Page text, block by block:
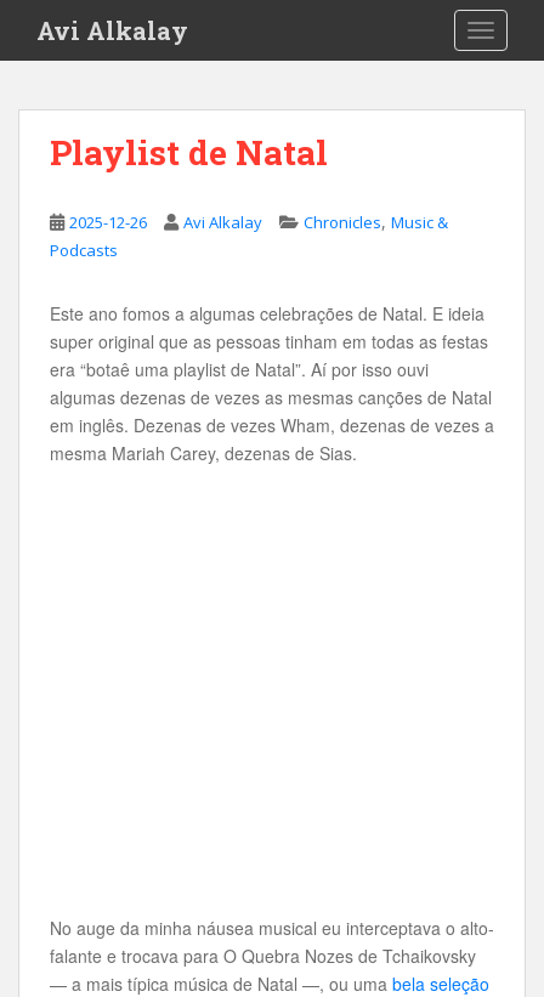
i
Avi Alkalay
Playlist de Natal
2025-12-26 Avi Alkalay Chronicles, Music &
Podcasts
Este ano fomos a algumas celebrações de Natal. E ideia
super original que as pessoas tinham em todas as festas
era “botaê uma playlist de Natal”. Aí por isso ouvi
algumas dezenas de vezes as mesmas canções de Natal
em inglês. Dezenas de vezes Wham, dezenas de vezes a
mesma Mariah Carey, dezenas de Sias.
No auge da minha náusea musical eu interceptava o alto-
falante e trocava para O Quebra Nozes de Tchaikovsky
— a mais típica música de Natal —, ou uma bela seleção